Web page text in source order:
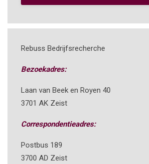
Rebuss Bedrijfsrecherche
Bezoekadres:
Laan van Beek en Royen 40
3701 AK Zeist
Correspondentieadres:
Postbus 189
3700 AD Zeist